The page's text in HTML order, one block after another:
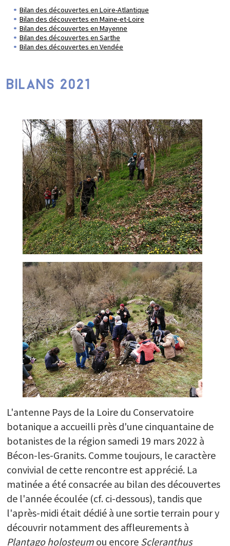
Bilan des découvertes en Loire-Atlantique
Bilan des découvertes en Maine-et-Loire
Bilan des découvertes en Mayenne
Bilan des découvertes en Sarthe
Bilan des découvertes en Vendée
BILANS 2021
L'antenne Pays de la Loire du Conservatoire
botanique a accueilli près d'une cinquantaine de
botanistes de la région samedi 19 mars 2022 à
Bécon-les-Granits. Comme toujours, le caractère
convivial de cette rencontre est apprécié. La
matinée a été consacrée au bilan des découvertes
de l'année écoulée (cf. ci-dessous), tandis que
l'après-midi était dédié à une sortie terrain pour y
découvrir notamment des affleurements à
Plantago holosteum ou encore Scleranthus